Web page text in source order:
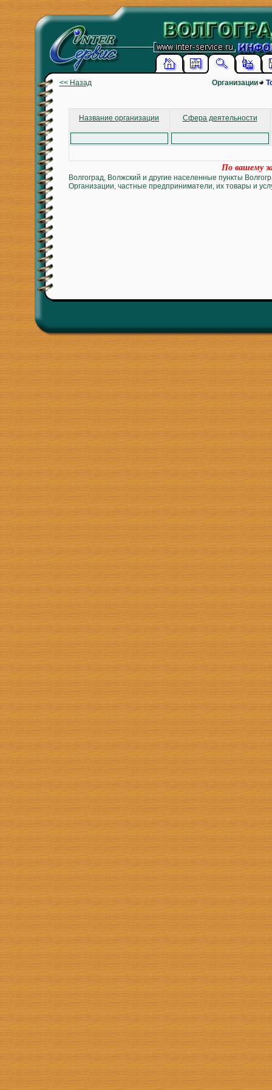
<< Назад Организации
Название организации Сфера деятельности
По вашему
Волгоград, Волжский и другие населенные пункты
Организации, частные предприниматели, их товары и